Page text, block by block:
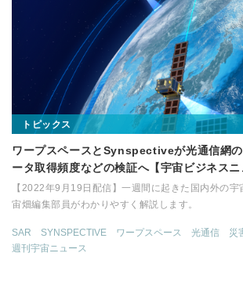
トピックス
ワープスペースとSynspectiveが光通信網
ータ取得頻度などの検証へ【宇宙ビジネスニ
【2022年9月19日配信】一週間に起きた国内外の
宙畑編集部員がわかりやすく解説します。
SAR SYNSPECTIVE ワープスペース 光通信
災
週刊宇宙ニュース